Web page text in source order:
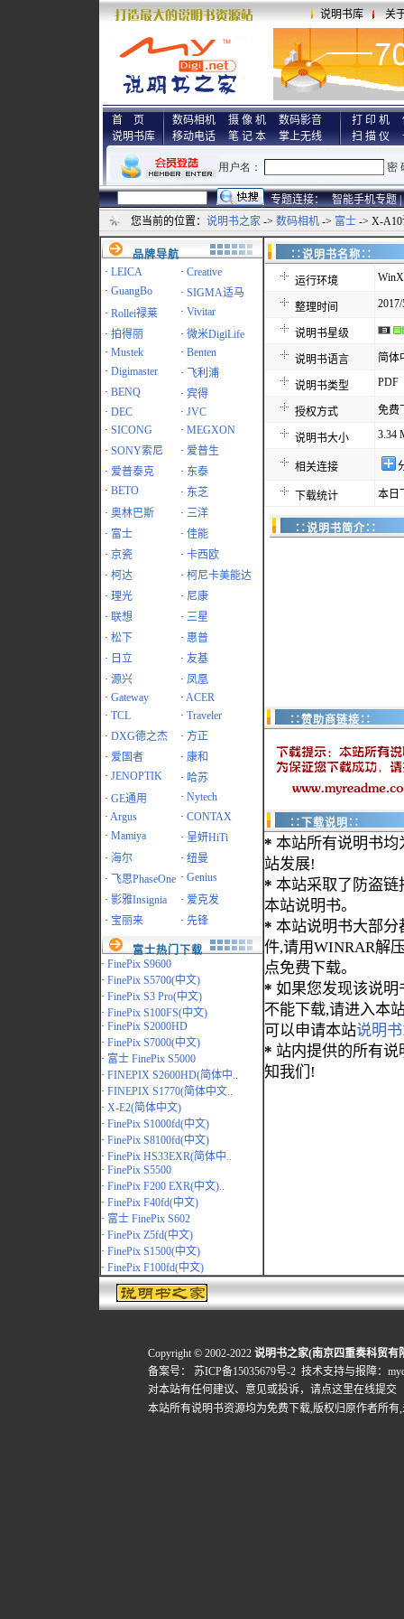
说明书库 关
首 页
说明书库
数码相机 摄 像 机
数码影音
移动电话
笔 记 本 掌上无线
打 印 机
扫 描 仪
专题连接： 智能手机专题 |
您当前的位置： 说明书之家 -> 数码相机 -> 富士 -> X-
品牌导航
· LEICA · Creative
· GuangBo · SIGMA适马
· Rollei禄莱 · Vivitar
· 拍得丽 · 微米DigiLife
· Mustek · Benten
· Digimaster ·
飞利浦
· BENQ · 宾得
· DEC · JVC
· SICONG · MEGXON
· SONY索尼 · 爱普生
· 爱普泰克 · 东泰
· BETO · 东芝
· 奥林巴斯 · 三洋
· 富士 · 佳能
· 京瓷 · 卡西欧
· 柯达 · 柯尼卡美能达
· 理光 · 尼康
· 联想 · 三星
· 松下 · 惠普
· 日立 · 友基
· 源兴 · 凤凰
· Gateway · ACER
· TCL · Traveler
· DXG德之杰 · 方正
· 爱国者 · 康和
· JENOPTIK · 哈苏
· GE通用 · Nytech
· Argus · CONTAX
· Mamiya · 呈妍HiTi
· 海尔 · 纽曼
·
飞思PhaseOne · Genius
· 影雅Insignia · 爱克发
· 宝丽来 · 先锋
富士热门下载
· FinePix S9600
· FinePix S5700(中文)
· FinePix S3 Pro(中文)
· FinePix S100FS(中文)
· FinePix S2000HD
· FinePix S7000(中文)
· 富士 FinePix S5000
· FINEPIX S2600HD(简体中..
· FINEPIX S1770(简体中文..
· X-E2(简体中文)
· FinePix S1000fd(中文)
· FinePix S8100fd(中文)
· FinePix HS33EXR(简体中..
· FinePix S5500
· FinePix F200 EXR(中文)..
· FinePix F40fd(中文)
· 富士 FinePix S602
· FinePix Z5fd(中文)
· FinePix S1500(中文)
· FinePix F100fd(中文)
∷说明书名
运行环境
整理时间
说明书星级
说明书语言 简体
说明书类型 PDF
授权方式 免费
说明书大小 3.34
相关连接
下载统计 本日
∷说明书简介∷
∷赞助商链接∷
∷下载说明∷
* 本站所有说明书均
站发展!
* 本站采取了防盗链
本站说明书。
* 本站说明书大部分
件,请用WINRAR解
点免费下载。
* 如果您发现该说明
不能下载,请进入本
可以申请本站说明
* 站内提供的所有
知我们!
Copyright © 2002-2022 说明书之家(南京四重奏科贸有
备案号：
苏ICP备15035679号-2 技术支持与报障：
对本站有任何建议、意见或投诉， 请点这里在线提交
本站所有说明书资源均为免费下载,版权归原作者所